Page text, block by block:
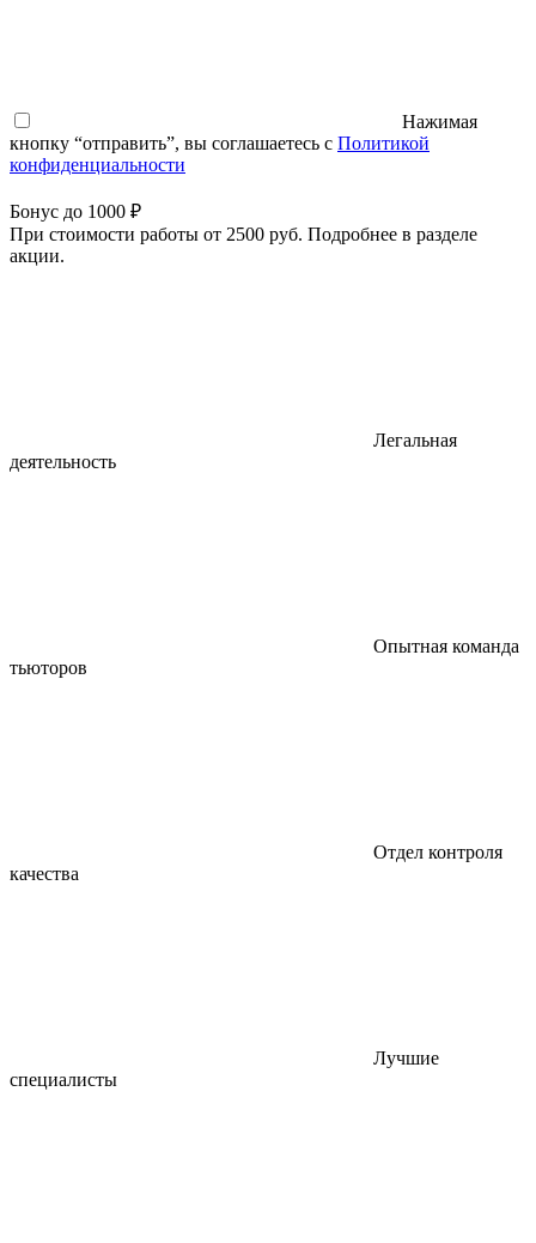
Нажимая
кнопку “отправить”, вы соглашаетесь с Политикой
конфиденциальности
Бонус до 1000 ₽
При стоимости работы от 2500 руб. Подробнее в разделе
акции.
Легальная
деятельность
Опытная команда
тьюторов
Отдел контроля
качества
Лучшие
специалисты